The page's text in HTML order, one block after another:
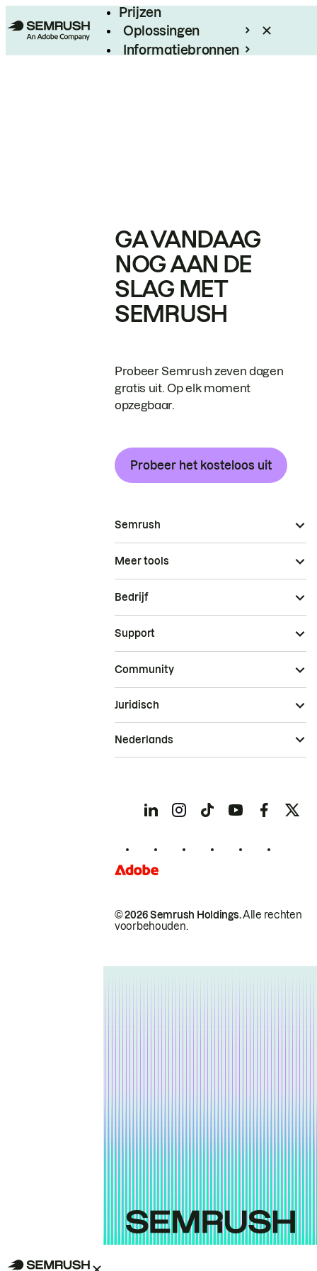
Prijzen
Oplossingen
Informatiebronnen
GA VANDAAG
NOG AAN DE
SLAG MET
SEMRUSH
Probeer Semrush zeven dagen
gratis uit. Op elk moment
opzegbaar.
Probeer het kosteloos uit
Semrush
Meer tools
Bedrijf
Support
Community
© 2026 Semrush Holdings.Alle rechten
voorbehouden.
Juridisch
Nederlands